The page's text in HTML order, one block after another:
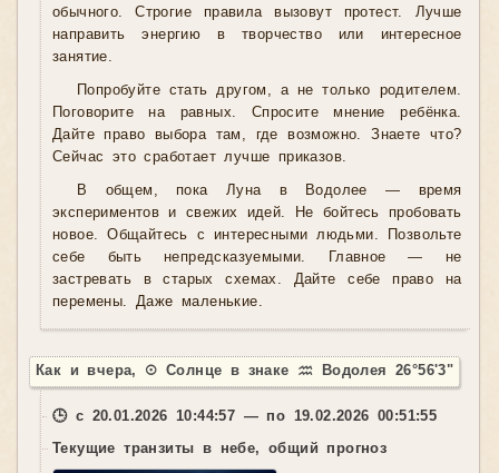
обычного. Строгие правила вызовут протест. Лучше
направить энергию в творчество или интересное
занятие.
Попробуйте стать другом, а не только родителем.
Поговорите на равных. Спросите мнение ребёнка.
Дайте право выбора там, где возможно. Знаете что?
Сейчас это сработает лучше приказов.
В общем, пока Луна в Водолее — время
экспериментов и свежих идей. Не бойтесь пробовать
новое. Общайтесь с интересными людьми. Позвольте
себе быть непредсказуемыми. Главное — не
застревать в старых схемах. Дайте себе право на
перемены. Даже маленькие.
Как и вчера, ☉ Солнце в знаке ♒ Водолея 26°56'3"
🕒 с 20.01.2026 10:44:57 — по 19.02.2026 00:51:55
Текущие транзиты в небе, общий прогноз